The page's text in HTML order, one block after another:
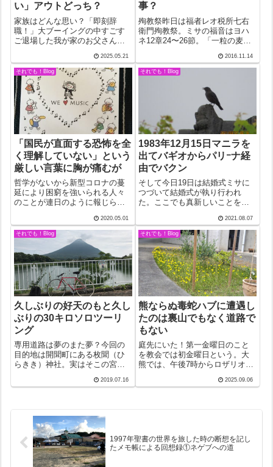
い」アウトどっち？
家族はどんな思い？「即刻辞
職！」大ブーイングの中すごす
ご退場した我が家のお父さん。
顔が立たなくなった。地にまみ
れた権力者哀れ。そんな父親を
子どもたちはどんな思いで迎え
たのだろう。気の毒なようでも
あるが、本人は意外...
2025.05.21
事？
殉教祭昨日は福者レオ税所七右
衛門殉教祭。ミサの福音はヨハ
ネ12章24〜26節。「一粒の麦
働者たちと暮らしながら聖書の
研究を続けるあの本田神父さん
の「一粒の麦が…」云々の部分
2016.11.14
それでも！Blog
「国民が直面する恐怖を全
く理解していない」という
厳しい言葉に胸が痛むが
哲学がないから新型コロナの蔓
延により困窮を強いられる人々
のことが連日のように報じられ
てくれないものかとため息をつ
き、祈りもするが、指宿には来
ないだろうという根拠のないの
んきな思いもある。そんな中、
4/30の新聞を...
2020.05.01
それでも！Blog
1983年12月15日マニラを
出てバギオからパリｰナ経
由でバクン
そして今日19日は結婚式ミサに
つづいて結婚式が執り行われ
た。ここでも真新しいことを目
葉が終わると、結び目のあるロ
ープが二人にかけられ、花婿は
両手に持った1ペソ硬貨数枚を花
嫁の手のひらに落とす。意味す
るところは一目...
2021.08.07
それでも！Blog
久しぶりの好天のもと久し
ぶりの30キロソロツーリ
ング
専用道路は夢のまた夢？今回の
目的地は開聞町にある枚聞（ひ
らきき）神社。実はそこの宮司
いう間柄。4年も5年も顔を合わ
いた。おりしも...
2019.07.16
それでも！Blog
熊ならぬ毒蛇ハブに遭遇し
たのは裏山でもなく道路で
もない
庭先にいた！第一金曜日のこと
を教会では初金曜日という。大
熊では、午後7時からロザリオの
るのが習わし。昨晩がそうだっ
2025.09.06
1997年聖書の世界を旅した時の断想を記し
たメモ帳による回想録①ネゲブへの道